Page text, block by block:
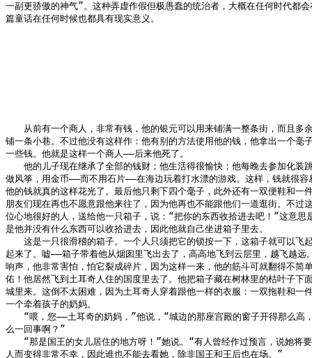
一副更骄傲的神气”。这种弄虚作假但极愚蠢的统治者，大概在任何时代都
篇童话在任何时候也都具有现实意义。
从前有一个商人，非常有钱，他的银元可以用来铺满一整条街，而且多
铺一条小巷。不过他没有这样作：他有别的方法使用他的钱，他拿出一个毫
一些钱。他就是这样一个商人——后来他死了。
他的儿子现在继承了全部的钱财；他生活得很愉快；他每晚去参加化装
做风筝，用金币——而不用石片——在海边玩着打水漂的游戏。这样，钱就很容
他的钱就真的这样花光了。最后他只剩下四个毫子，此外还有一双便鞋和一
朋友们现在再也不愿意跟他来往了，因为他再也不能跟他们一道逛街。不过
位心地很好的人，送给他一只箱子，说：“把你的东西收拾进去吧！”这意思
是他并没有什么东西可以收拾进去，因此他就自己坐进箱子里去。
这是一只很滑稽的箱子。一个人只须把它的锁按一下，这箱子就可以飞
起来了。嘘——箱子带着他从烟囱里飞出去了，高高地飞到云层里，越飞越远
响声，他非常害怕，怕它裂成碎片，因为这样一来，他的筋斗可就翻得不简
佑！他居然飞到土耳奇人住的国度里去了。他把箱子藏在树林里的枯叶子下
城里来。这倒不太困难，因为土耳奇人穿着跟他一样的衣服：一双拖鞋和一
一个牵着孩子的奶妈。
“喂，您——土耳奇的奶妈，”他说，“城边的那座宫殿的窗子开得那么高
么一回事啊？”
“那是国王的女儿居住的地方呀！”她说。“有人曾经作过预言，说她将
人而变得非常不幸，因此谁也不能去看她，除非国王和王后也在场。”